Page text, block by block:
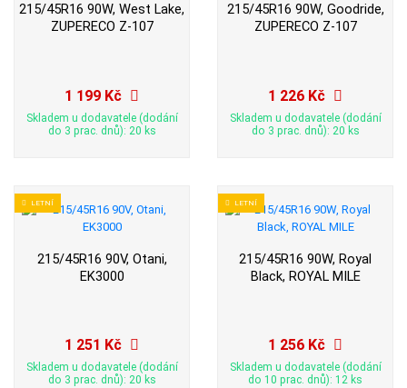
215/45R16 90W, West Lake,
ZUPERECO Z-107
1 199 Kč
Skladem u dodavatele (dodání
do 3 prac. dnů): 20 ks
215/45R16 90W, Goodride,
ZUPERECO Z-107
1 226 Kč
Skladem u dodavatele (dodání
do 3 prac. dnů): 20 ks
LETNÍ
215/45R16 90V, Otani,
EK3000
1 251 Kč
Skladem u dodavatele (dodání
do 3 prac. dnů): 20 ks
LETNÍ
215/45R16 90W, Royal
Black, ROYAL MILE
1 256 Kč
Skladem u dodavatele (dodání
do 10 prac. dnů): 12 ks